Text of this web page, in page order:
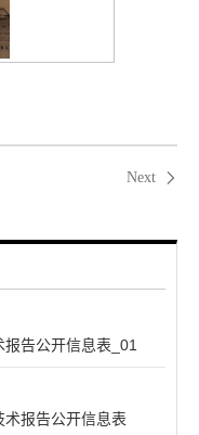
Next
告公开信息表_01
报告公开信息表